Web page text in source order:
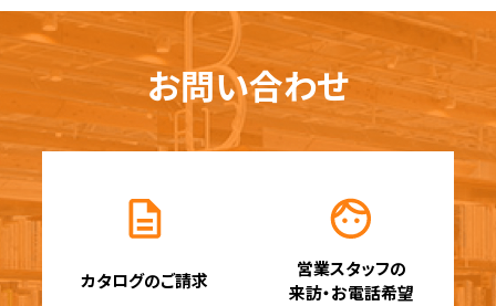
お問い合わせ
カタログのご請求
営業スタッフの
来訪・お電話希望